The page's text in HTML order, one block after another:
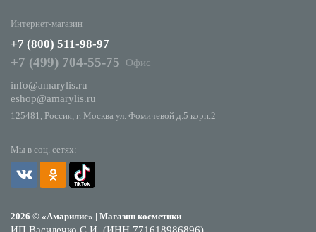
Мы в соц. сетях:
2026 © «Амарилис» | Магазин косметики
Интернет-магазин
+7 (800) 511-98-97
+7 (499) 704-55-75
Офис
info@amarylis.ru
eshop@amarylis.ru
125481, Россия, г. Москва ул. Фомичевой д.5 корп.2